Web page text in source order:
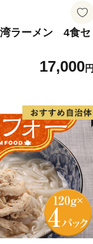
湾ラーメン 4食セ
17,000円